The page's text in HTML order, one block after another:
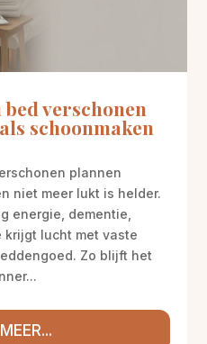
bed verschonen
schoonmaken
plannen
niet meer lukt is helder.
energie, dementie,
krijgt lucht met vaste
Zo blijft het